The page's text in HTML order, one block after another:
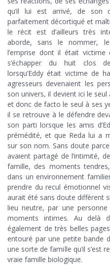
qu’il lui est arrivé, de son
parfaitement décortiqué et
le récit est d’ailleurs très
aborde, sans le nommer,
l’emprise dont il était victime
s’échapper du huit clos
lorsqu’Eddy était victime de
agresseurs devenaient les
son univers, il devient ici le
et donc de facto le seul à ses
il se retrouve à le défendre
son parti lorsque les amis
prémédité, et que Reda lui a
sur son nom. Sans doute
avaient partagé de l’intimité,
famille, des moments
dans un environnement
prendre du recul émotionnel
aurait été sans doute différent
lieu neutre, par une
moments intimes. Au delà
également de très belles
entouré par une petite bande
une sorte de famille qu’il s’est
vraie famille biologique.